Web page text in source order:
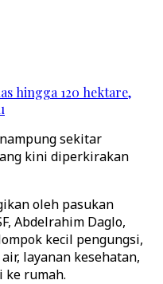
hingga 120 hektare,
sekitar
kini diperkirakan
oleh pasukan
Abdelrahim Daglo,
kecil pengungsi,
layanan kesehatan,
ke rumah.